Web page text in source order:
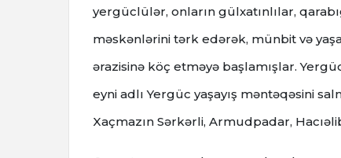
yergüclülər, onların gülxatınlılar,
məskənlərini tərk edərək, münbit və
ərazisinə köç etməyə başlamışlar.
eyni adlı Yergüc yaşayış məntəqəsini
Xaçmazın Sərkərli, Armudpadar,